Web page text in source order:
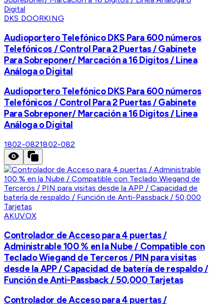
DKS DOORKING
Audioportero Telefónico DKS Para 600 números
Telefónicos / Control Para 2 Puertas / Gabinete
Para Sobreponer/ Marcación a 16 Digitos / Linea
Análoga o Digital
Audioportero Telefónico DKS Para 600 números
Telefónicos / Control Para 2 Puertas / Gabinete
Para Sobreponer/ Marcación a 16 Digitos / Linea
Análoga o Digital
1802-0821802-082
AKUVOX
Controlador de Acceso para 4 puertas /
Administrable 100 % en la Nube / Compatible con
Teclado Wiegand de Terceros / PIN para visitas
desde la APP / Capacidad de batería de respaldo /
Función de Anti-Passback / 50,000 Tarjetas
Controlador de Acceso para 4 puertas /